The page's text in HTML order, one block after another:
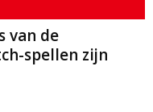
van de
spellen zijn